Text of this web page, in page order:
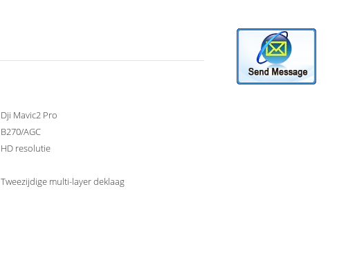
Dji Mavic2 Pro
B270/AGC
HD resolutie
Tweezijdige multi-layer deklaag